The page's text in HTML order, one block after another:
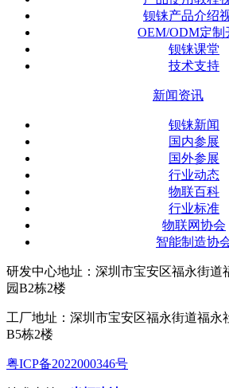
钡铼产品介绍
OEM/ODM定制
钡铼课堂
技术支持
新闻资讯
钡铼新闻
国内参展
国外参展
行业动态
物联百科
行业标准
物联网协会
智能制造协
研发中心地址：深圳市宝安区福永街道
园B2栋2楼
工厂地址：深圳市宝安区福永街道福永
B5栋2楼
粤ICP备2022000346号